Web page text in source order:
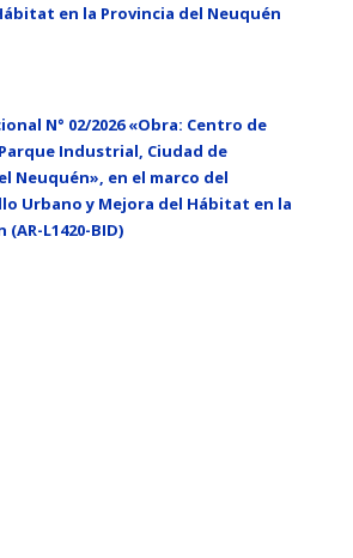
en la Provincia del Neuquén
N° 02/2026 «Obra: Centro de
Industrial, Ciudad de
Neuquén», en el marco del
Urbano y Mejora del Hábitat en la
L1420-BID)